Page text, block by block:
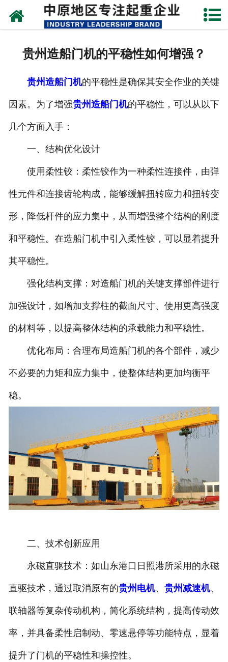
网站首页
成功案例
联系我们
贵州造船门机的平稳性如何增强？
贵州造船门机的平稳性是确保其安全作业的关键
因素。为了增强贵州造船门机的平稳性，可以从以下
几个方面入手：
一、结构优化设计
使用柔性铰：柔性铰作为一种柔性连接件，由弹
性元件和连接齿轮构成，能够缓解扭转应力和扭转变
形，降低杆件的应力集中，从而增强整个结构的刚度
和平稳性。在造船门机中引入柔性铰，可以显着提升
其平稳性。
强化结构支撑：对造船门机的关键支撑部件进行
加强设计，如增加支撑柱的截面尺寸、使用更高强度
的材料等，以提高整体结构的承载能力和平稳性。
优化布局：合理布局造船门机的各个部件，减少
不必要的力矩和应力集中，使整体结构更加均衡平
稳。
二、技术创新应用
永磁直驱技术：如山东港口日照港所采用的永磁
直驱技术，通过取消原有的贵州电机、 贵州减速机、
联轴器等复杂传动机构，简化系统结构，提高传动效
率，并具备柔性启制动、零速悬停等功能特点，显着
提升了门机的平稳性和操控性。